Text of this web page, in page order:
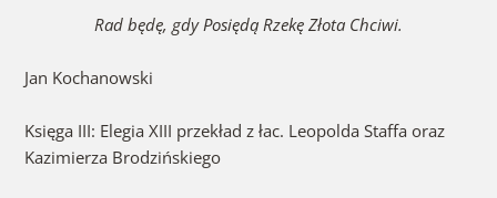
Rad będę, gdy Posiędą Rzekę Złota Chciwi.
Jan Kochanowski
Księga III: Elegia XIII przekład z łac. Leopolda Staffa oraz
Kazimierza Brodzińskiego